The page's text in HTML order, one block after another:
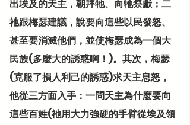
出埃及的天主，朝拜牠、向牠祭獻；二
祂跟梅瑟建議，說要向這些以民發怒、
甚至要消滅他們，並使梅瑟成為一個大
民族(多麼大的誘惑啊！)。其次，梅瑟
(克服了損人利己的誘惑)求天主息怒，
他從三方面入手：一問天主為什麼要向
這些百姓(祂用大力強硬的手臂從埃及領